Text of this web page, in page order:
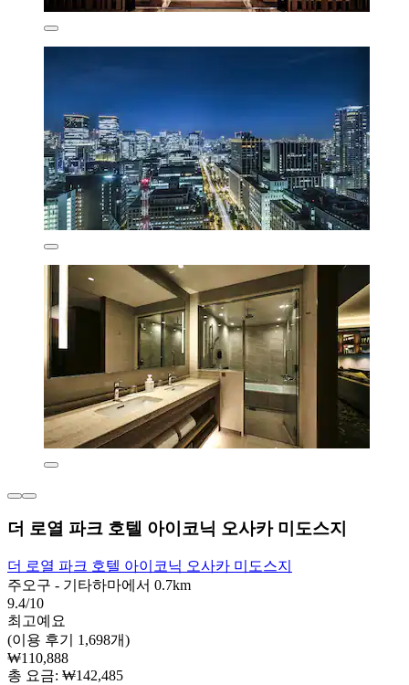
더 로열 파크 호텔 아이코닉 오사카 미도스지
더 로열 파크 호텔 아이코닉 오사카 미도스지
주오구 - 기타하마에서 0.7km
9.4/10
최고예요
(이용 후기 1,698개)
₩110,888
총 요금: ₩142,485